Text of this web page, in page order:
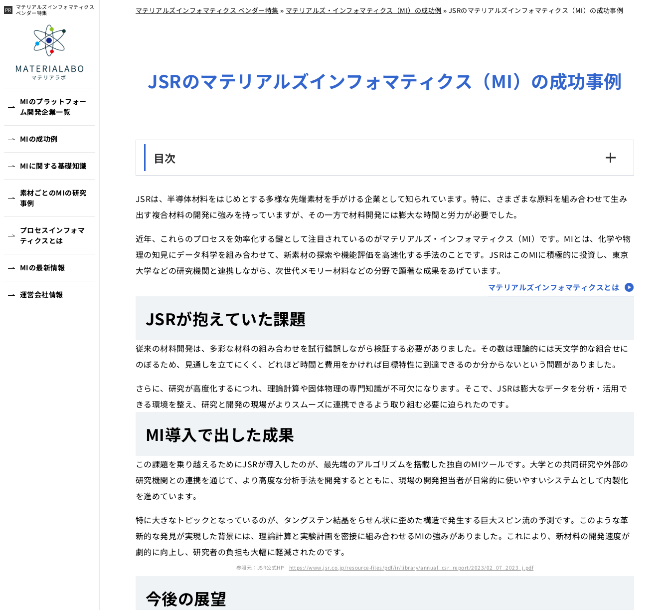
マテリアルズインフォマティクス
ベンダー特集
MIのプラットフォー
ム開発企業一覧
MIの成功例
MIに関する基礎知識
素材ごとのMIの研究
事例
プロセスインフォマ
ティクスとは
MIの最新情報
運営会社情報
マテリアルズインフォマティクス ベンダー特集 » マテリアルズ・インフォマティクス（MI）の成功例 » JSRのマテリアルズインフォマティクス（MI）の成功事例
JSRのマテリアルズインフォマティクス（MI）の成功事例
目次
JSRは、半導体材料をはじめとする多様な先端素材を手がける企業として知られています。特に、さまざまな原料を組み合わせて生み
出す複合材料の開発に強みを持っていますが、その一方で材料開発には膨大な時間と労力が必要でした。
近年、これらのプロセスを効率化する鍵として注目されているのがマテリアルズ・インフォマティクス（MI）です。MIとは、化学や物
理の知見にデータ科学を組み合わせて、新素材の探索や機能評価を高速化する手法のことです。JSRはこのMIに積極的に投資し、東京
大学などの研究機関と連携しながら、次世代メモリー材料などの分野で顕著な成果をあげています。
マテリアルズインフォマティクスとは
JSRが抱えていた課題
従来の材料開発は、多彩な材料の組み合わせを試行錯誤しながら検証する必要がありました。その数は理論的には天文学的な組合せに
のぼるため、見通しを立てにくく、どれほど時間と費用をかければ目標特性に到達できるのか分からないという問題がありました。
さらに、研究が高度化するにつれ、理論計算や固体物理の専門知識が不可欠になります。そこで、JSRは膨大なデータを分析・活用で
きる環境を整え、研究と開発の現場がよりスムーズに連携できるよう取り組む必要に迫られたのです。
MI導入で出した成果
この課題を乗り越えるためにJSRが導入したのが、最先端のアルゴリズムを搭載した独自のMIツールです。大学との共同研究や外部の
研究機関との連携を通じて、より高度な分析手法を開発するとともに、現場の開発担当者が日常的に使いやすいシステムとして内製化
を進めています。
特に大きなトピックとなっているのが、タングステン結晶をらせん状に歪めた構造で発生する巨大スピン流の予測です。このような革
新的な発見が実現した背景には、理論計算と実験計画を密接に組み合わせるMIの強みがありました。これにより、新材料の開発速度が
劇的に向上し、研究者の負担も大幅に軽減されたのです。
参照元：JSR公式HP https://www.jsr.co.jp/resource-files/pdf/ir/library/annual_csr_report/2023/02_07_2023_j.pdf
今後の展望